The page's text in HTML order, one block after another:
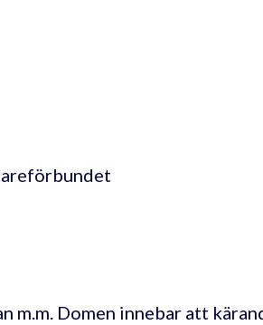
m.m. Domen innebar att